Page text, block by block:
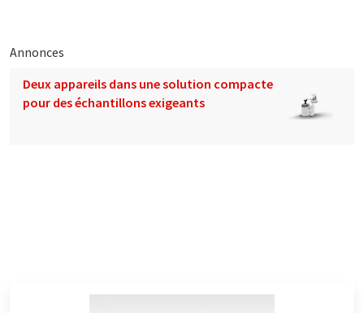
Annonces
Deux appareils dans une solution compacte
pour des échantillons exigeants